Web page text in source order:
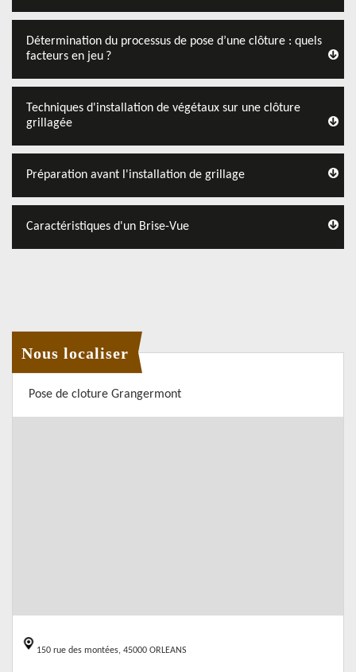
Détermination du processus de pose d’une clôture : quels
facteurs en jeu ?
Techniques d'installation de végétaux sur une clôture
grillagée
Préparation avant l'installation de grillage
Caractéristiques d'un Brise-Vue
Nous localiser
Pose de cloture Grangermont
150 rue des montées, 45000 ORLEANS